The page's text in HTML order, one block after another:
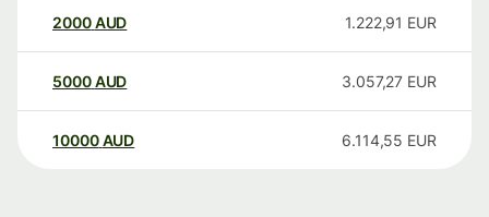
2000AUD 1.222,91 EUR
5000AUD 3.057,27 EUR
10000 AUD 6.114,55 EUR